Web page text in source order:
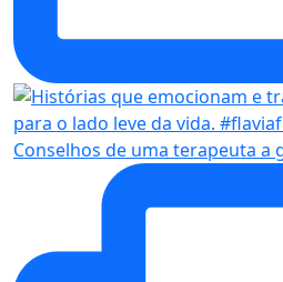
Conselhos de uma terapeuta a